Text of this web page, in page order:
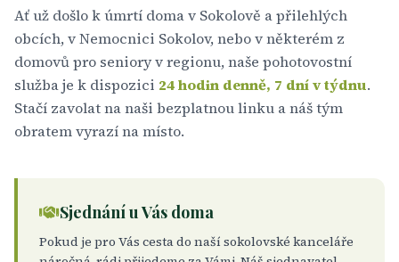
Ať už došlo k úmrtí doma v Sokolově a přilehlých
obcích, v Nemocnici Sokolov, nebo v některém z
domovů pro seniory v regionu, naše pohotovostní
služba je k dispozici 24 hodin denně, 7 dní v týdnu.
Stačí zavolat na naši bezplatnou linku a náš tým
obratem vyrazí na místo.
Sjednání u Vás doma
Pokud je pro Vás cesta do naší sokolovské kanceláře